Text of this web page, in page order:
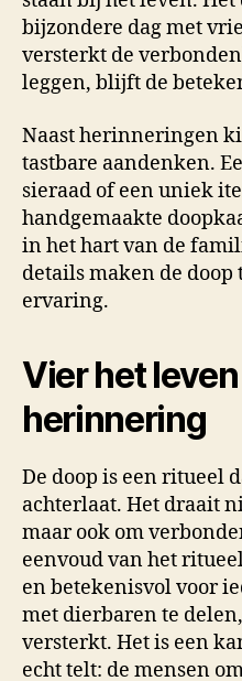
bijzondere dag met
versterkt de
leggen, blijft de
Naast herinneringen
tastbare aandenken.
sieraad of een uniek
handgemaakte
in het hart van de
details maken de
ervaring.
Vier het
herinnering
De doop is een ritueel
achterlaat. Het draait
maar ook om
eenvoud van het
en betekenisvol voor
met dierbaren te
versterkt. Het is een
echt telt: de mensen